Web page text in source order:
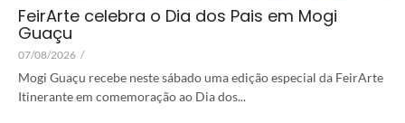
FeirArte celebra o Dia dos Pais em Mogi
Guaçu
07/08/2026 /
Mogi Guaçu recebe neste sábado uma edição especial da FeirArte
Itinerante em comemoração ao Dia dos...